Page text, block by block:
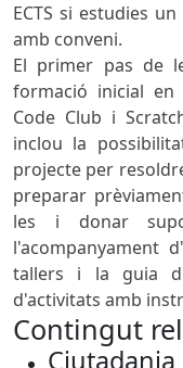
ECTS si estudies
amb conveni.
El primer pas de
formació inicial
Code Club i
inclou la
projecte per
preparar
les i donar
l'acompanyament
tallers i la guia
d'activitats amb
Contingut
Ciutadania